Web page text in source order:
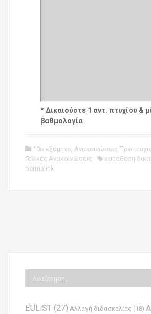
* Δικαιούστε 1 αντ. πτυχίου &
βαθμολογία
10ο εξάμηνο, Ανακοινώσεις
Γενικές Ανακοινώσεις
κατάθεση
permalink
EULiST (27) Αλλαγή διδασκαλίας (18)